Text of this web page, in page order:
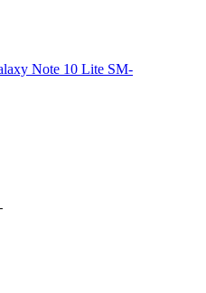
Note 10 Lite SM-